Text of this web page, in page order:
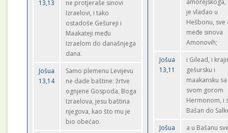
13,13
ne protjeraše sinovi
Izraelovi, i tako
ostadoše Gešureji i
Maakateji među
Izraelom do današnjega
dana.
Jošua
13,14
Samo plemenu Levijevu
ne dade baštine: žrtve
ognjene Gospoda, Boga
Izraelova, jesu baština
njegova, kao što mu je
bio obećao.
amorejskoga,
je vladao u
Hešbonu, sve
međe sinova
Amonovih;
Jošua
13,11
i Gilead, i
gešursku i
maakansku sa
svom gorom
Hermonom, i
Bašan do
Jošua
a u Bašanu